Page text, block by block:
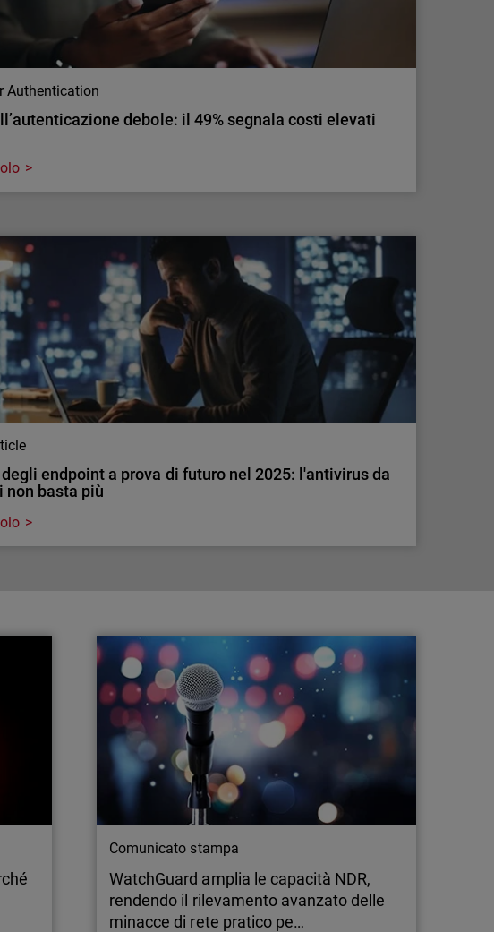
Authentication
debole: il 49% segnala costi elevati
debole: il 49% segnala costi elevati
della MFA nelle PMI è basso e pone un alto rischio.
i clienti ad adottare questa soluzione.
endpoint a prova di futuro nel 2025: l'antivirus da
non basta più
non riescono a tenere il passo. Nel 2025, la sicurezza
dovrà essere basata sull'intelligenza artificiale, adattiva,
Trust e progettata per rispondere alle esigenze di
gestione delle minacce in tempo reale.
Comunicato stampa
WatchGuard amplia le capacità NDR,
rendendo il rilevamento avanzato delle
minacce di rete pratico pe…